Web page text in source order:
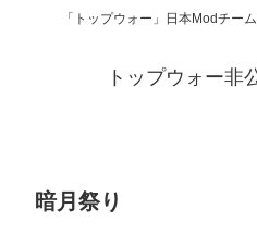
「トップウォー」日本Modチー
トップウォー非
暗月祭り